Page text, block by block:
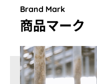
Brand Mark
商品マーク